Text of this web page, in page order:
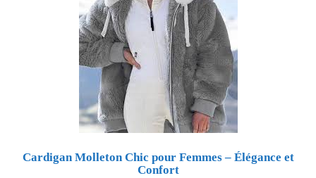
Cardigan Molleton Chic pour Femmes – Élégance et
Confort